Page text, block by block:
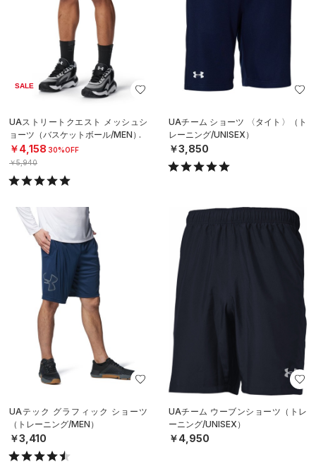
SALE
UAストリートクエスト メッシュシ
ョーツ（バスケットボール/MEN）
￥4,158 30%OFF
￥5,940
UAチーム ショーツ 〈タイト〉（ト
レーニング/UNISEX）
￥3,850
UAテック グラフィック ショーツ
（トレーニング/MEN）
￥3,410
UAチーム ウーブンショーツ（トレ
ーニング/UNISEX）
￥4,950